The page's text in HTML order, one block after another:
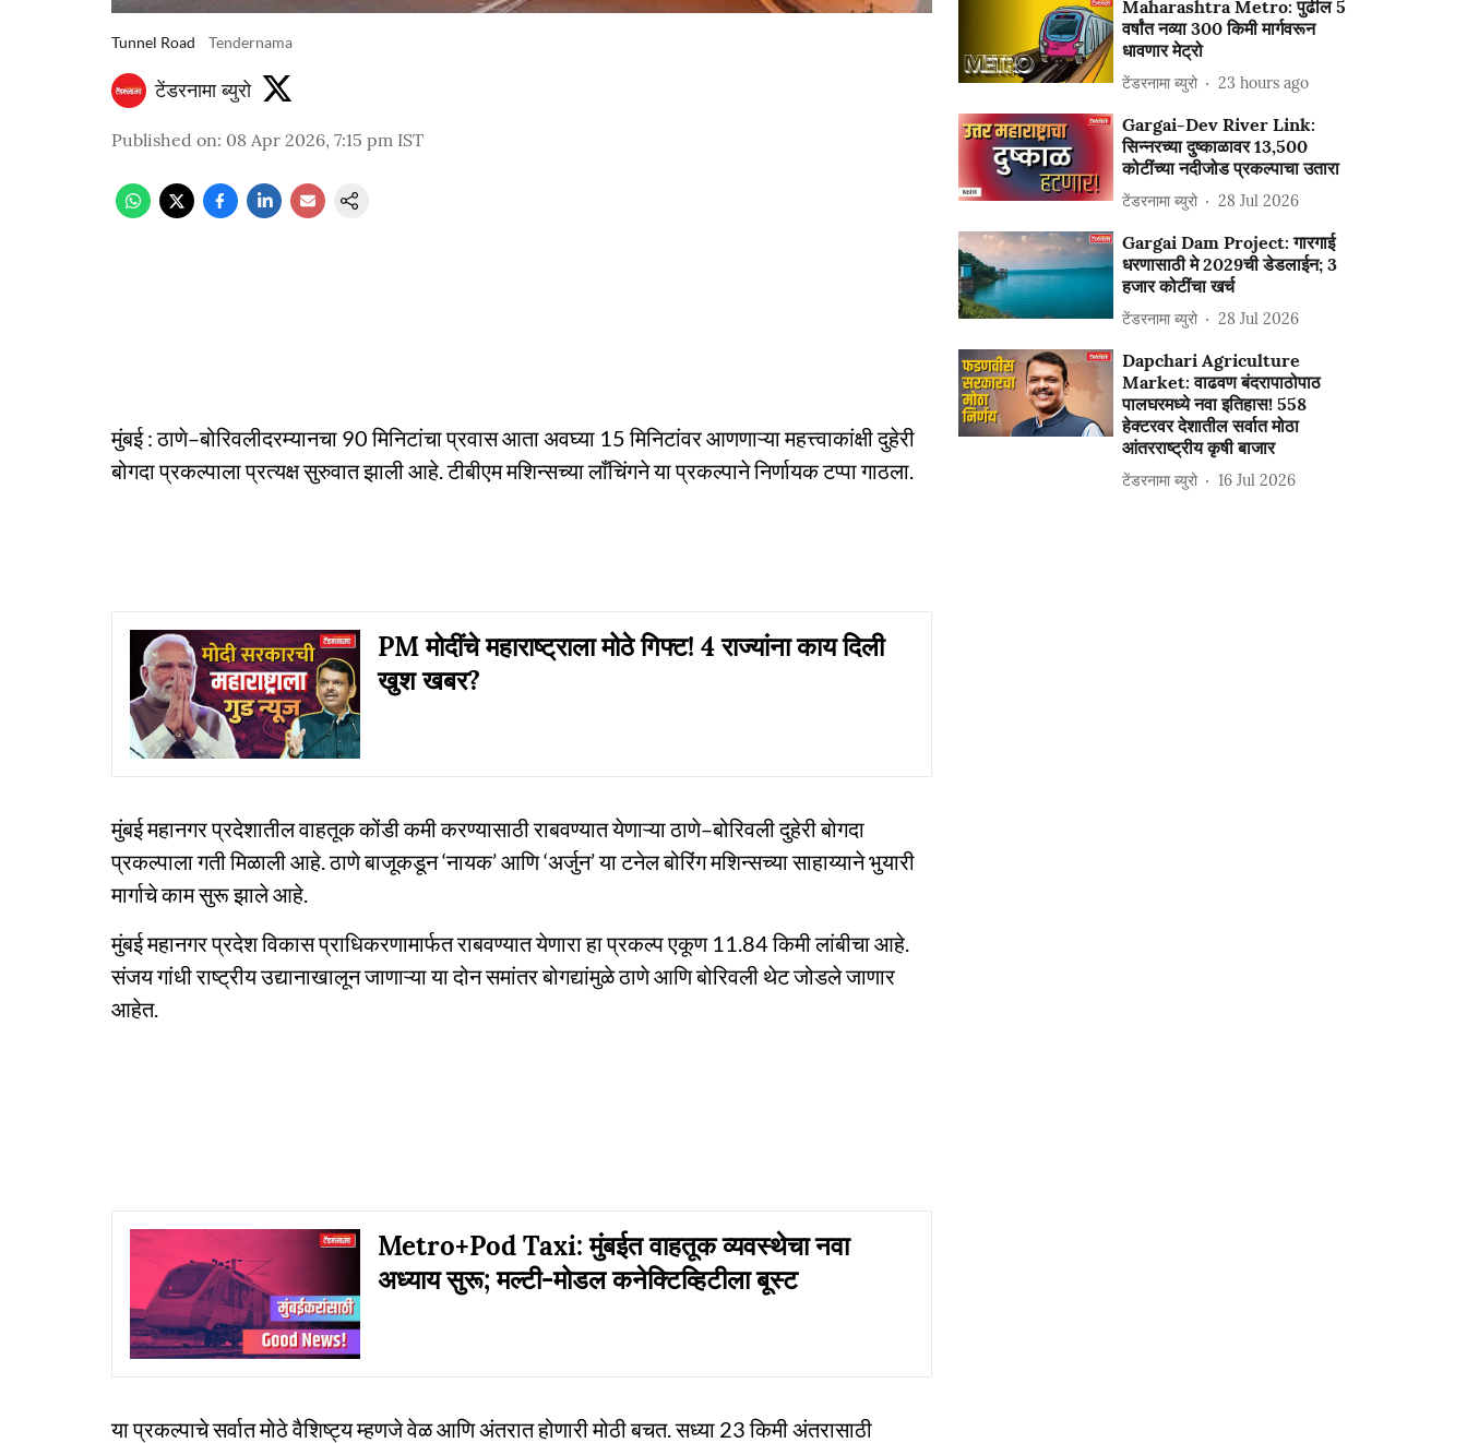
Tunnel Road Tendernama
टेंडरनामा ब्युरो
Published on: 08 Apr 2026, 7:15 pm IST
मुंबई : ठाणे–बोरिवलीदरम्यानचा 90 मिनिटांचा प्रवास आता अवघ्या 15 मिनिटांवर आणणाऱ्या महत्त्वाकांक्षी दुहेरी
बोगदा प्रकल्पाला प्रत्यक्ष सुरुवात झाली आहे. टीबीएम मशिन्सच्या लाँचिंगने या प्रकल्पाने निर्णायक टप्पा गाठला.
PM मोदींचे महाराष्ट्राला मोठे गिफ्ट! 4 राज्यांना काय दिली
खुश खबर?
मुंबई महानगर प्रदेशातील वाहतूक कोंडी कमी करण्यासाठी राबवण्यात येणाऱ्या ठाणे–बोरिवली दुहेरी बोगदा
प्रकल्पाला गती मिळाली आहे. ठाणे बाजूकडून ‘नायक’ आणि ‘अर्जुन’ या टनेल बोरिंग मशिन्सच्या साहाय्याने भुयारी
मार्गाचे काम सुरू झाले आहे.
मुंबई महानगर प्रदेश विकास प्राधिकरणामार्फत राबवण्यात येणारा हा प्रकल्प एकूण 11.84 किमी लांबीचा आहे.
संजय गांधी राष्ट्रीय उद्यानाखालून जाणाऱ्या या दोन समांतर बोगद्यांमुळे ठाणे आणि बोरिवली थेट जोडले जाणार
आहेत.
Metro+Pod Taxi: मुंबईत वाहतूक व्यवस्थेचा नवा
अध्याय सुरू; मल्टी-मोडल कनेक्टिव्हिटीला बूस्ट
या प्रकल्पाचे सर्वात मोठे वैशिष्ट्य म्हणजे वेळ आणि अंतरात होणारी मोठी बचत. सध्या 23 किमी अंतरासाठी
Maharashtra Metro: पुढील 5
वर्षांत नव्या 300 किमी मार्गवरून
धावणार मेट्रो
टेंडरनामा ब्युरो 23 hours ago
Gargai-Dev River Link:
सिन्नरच्या दुष्काळावर 13,500
कोटींच्या नदीजोड प्रकल्पाचा उतारा
टेंडरनामा ब्युरो 28 Jul 2026
Gargai Dam Project: गारगाई
धरणासाठी मे 2029ची डेडलाईन; 3
हजार कोटींचा खर्च
टेंडरनामा ब्युरो 28 Jul 2026
Dapchari Agriculture
Market: वाढवण बंदरापाठोपाठ
पालघरमध्ये नवा इतिहास! 558
हेक्टरवर देशातील सर्वात मोठा
आंतरराष्ट्रीय कृषी बाजार
टेंडरनामा ब्युरो 16 Jul 2026